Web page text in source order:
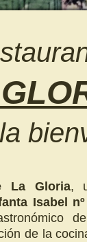
La Gloria,
Isabel
de la